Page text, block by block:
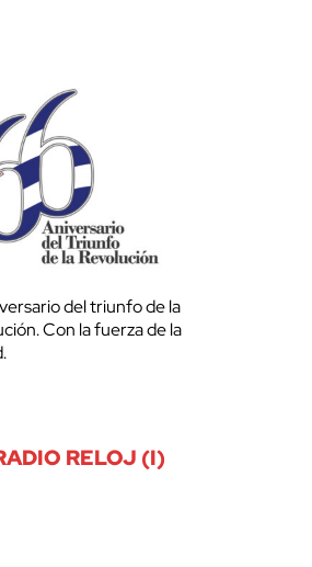
del triunfo de la
Con la fuerza de la
RELOJ (I)